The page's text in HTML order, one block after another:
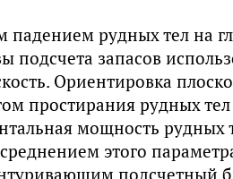
падением рудных тел на
подсчета запасов
Ориентировка
простирания рудных
мощность рудных
этого
подсчетный